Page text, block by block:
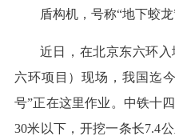
盾构机，号称“地下蛟
近日，在北京东六环
六环项目）现场，我国迄
号”正在这里作业。中铁十
30米以下，开挖一条长7.4